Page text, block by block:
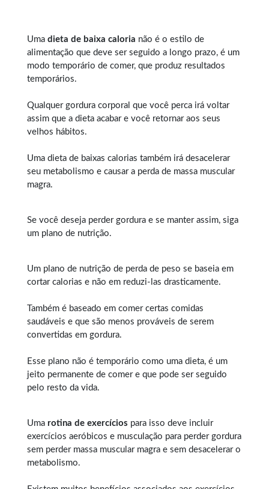
Uma dieta de baixa caloria não é o estilo de
alimentação que deve ser seguido a longo prazo, é um
modo temporário de comer, que produz resultados
temporários.
Qualquer gordura corporal que você perca irá voltar
assim que a dieta acabar e você retornar aos seus
velhos hábitos.
Uma dieta de baixas calorias também irá desacelerar
seu metabolismo e causar a perda de massa muscular
magra.
Se você deseja perder gordura e se manter assim, siga
um plano de nutrição.
Um plano de nutrição de perda de peso se baseia em
cortar calorias e não em reduzi-las drasticamente.
Também é baseado em comer certas comidas
saudáveis e que são menos prováveis de serem
convertidas em gordura.
Esse plano não é temporário como uma dieta, é um
jeito permanente de comer e que pode ser seguido
pelo resto da vida.
Uma rotina de exercícios para isso deve incluir
exercícios aeróbicos e musculação para perder gordura
sem perder massa muscular magra e sem desacelerar o
metabolismo.